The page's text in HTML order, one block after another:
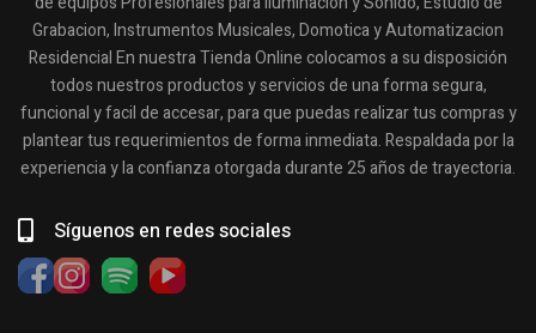
Grabacion, Instrumentos Musicales, Domotica y Automatizacion
Residencial En nuestra Tienda Online colocamos a su disposición
todos nuestros productos y servicios de una forma segura,
funcional y facil de accesar, para que puedas realizar tus compras y
plantear tus requerimientos de forma inmediata. Respaldada por la
experiencia y la confianza otorgada durante 25 años de trayectoria.
Síguenos en redes sociales